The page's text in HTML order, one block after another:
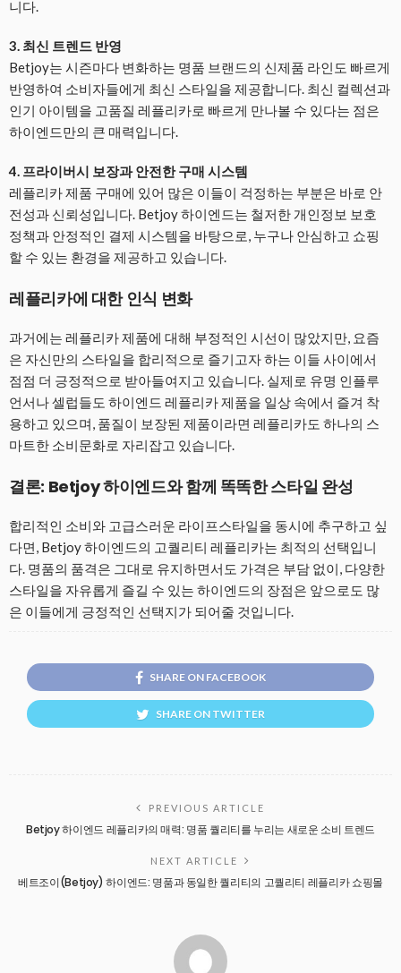
니다.
3. 최신 트렌드 반영
Betjoy는 시즌마다 변화하는 명품 브랜드의 신제품 라인도 빠르게
반영하여 소비자들에게 최신 스타일을 제공합니다. 최신 컬렉션과
인기 아이템을 고품질 레플리카로 빠르게 만나볼 수 있다는 점은
하이엔드만의 큰 매력입니다.
4. 프라이버시 보장과 안전한 구매 시스템
레플리카 제품 구매에 있어 많은 이들이 걱정하는 부분은 바로 안
전성과 신뢰성입니다. Betjoy 하이엔드는 철저한 개인정보 보호
정책과 안정적인 결제 시스템을 바탕으로, 누구나 안심하고 쇼핑
할 수 있는 환경을 제공하고 있습니다.
레플리카에 대한 인식 변화
과거에는 레플리카 제품에 대해 부정적인 시선이 많았지만, 요즘
은 자신만의 스타일을 합리적으로 즐기고자 하는 이들 사이에서
점점 더 긍정적으로 받아들여지고 있습니다. 실제로 유명 인플루
언서나 셀럽들도 하이엔드 레플리카 제품을 일상 속에서 즐겨 착
용하고 있으며, 품질이 보장된 제품이라면 레플리카도 하나의 스
마트한 소비문화로 자리잡고 있습니다.
결론: Betjoy 하이엔드와 함께 똑똑한 스타일 완성
합리적인 소비와 고급스러운 라이프스타일을 동시에 추구하고 싶
다면, Betjoy 하이엔드의 고퀄리티 레플리카는 최적의 선택입니
다. 명품의 품격은 그대로 유지하면서도 가격은 부담 없이, 다양한
스타일을 자유롭게 즐길 수 있는 하이엔드의 장점은 앞으로도 많
은 이들에게 긍정적인 선택지가 되어줄 것입니다.
SHARE ON FACEBOOK
SHARE ON TWITTER
PREVIOUS ARTICLE
Betjoy 하이엔드 레플리카의 매력: 명품 퀄리티를 누리는 새로운 소비 트렌드
NEXT ARTICLE
베트조이(Betjoy) 하이엔드: 명품과 동일한 퀄리티의 고퀄리티 레플리카 쇼핑몰